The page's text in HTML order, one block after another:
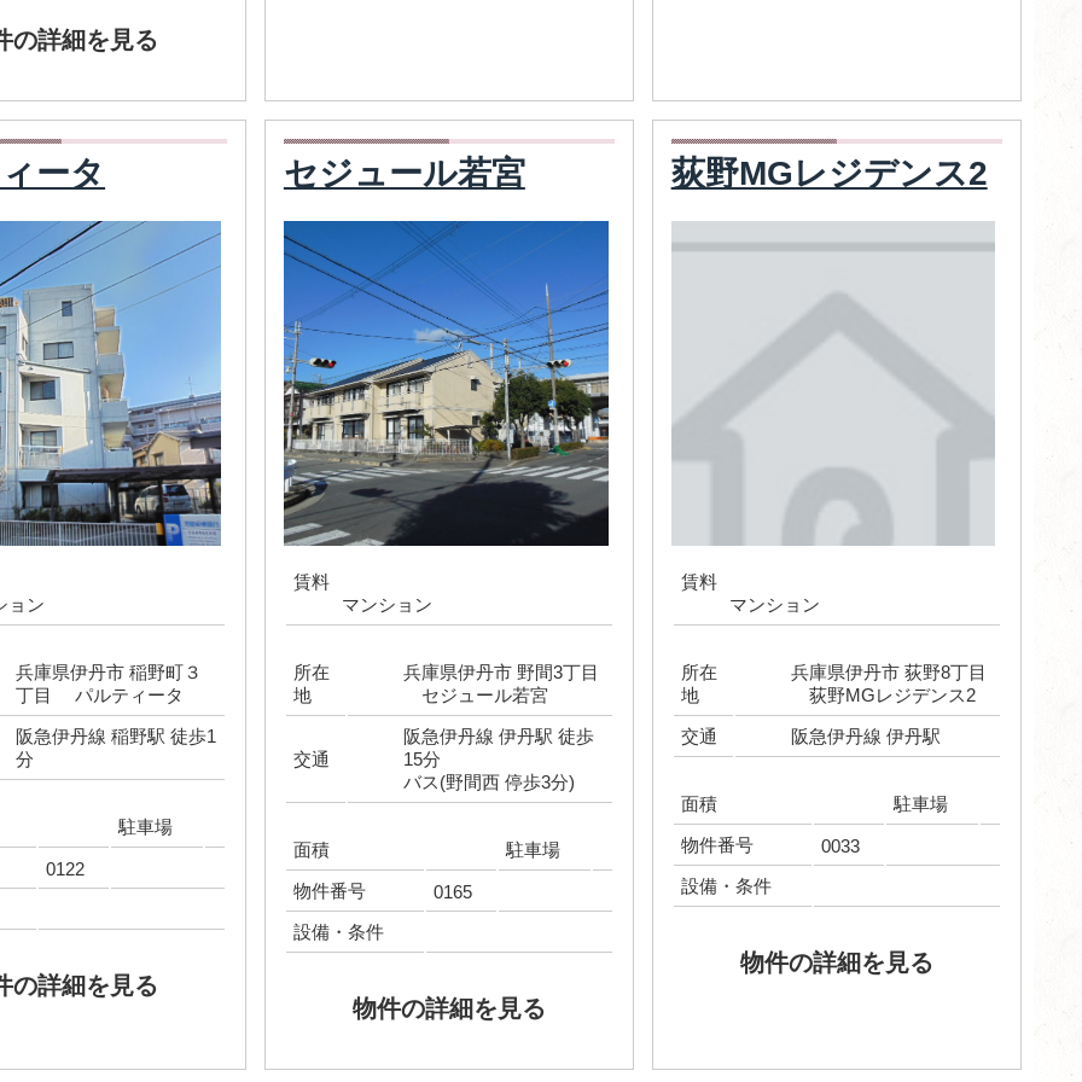
の詳細を見る
ータ
ョン
兵庫県伊丹市 稲野町３
丁目 パルティータ
阪急伊丹線 稲野駅 徒歩1
分
駐車場
0122
の詳細を見る
セジュール若宮
賃料
マンション
所在
地
兵庫県伊丹市 野間3丁目
セジュール若宮
交通
阪急伊丹線 伊丹駅 徒歩
15分
バス(野間西 停歩3分)
面積
駐車場
物件番号
0165
設備・条件
物件の詳細を見る
荻野MGレジデンス2
賃料
マンション
所在
地
兵庫県伊丹市 荻野8丁目
荻野MGレジデンス2
交通
阪急伊丹線 伊丹駅
面積
駐車場
物件番号
0033
設備・条件
物件の詳細を見る